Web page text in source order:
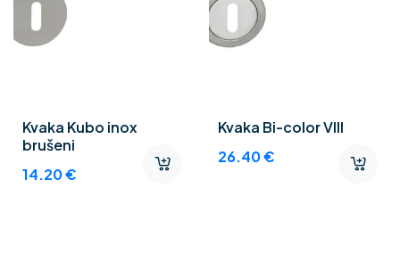
Kvaka Kubo inox
brušeni
14.20€
Kvaka Bi-color VIII
26.40€